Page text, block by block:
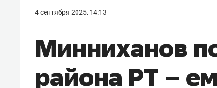
4 сентября 2025, 14:13
Минниханов
района РТ –
правил, бизнес может
потерять минимум
полгода»